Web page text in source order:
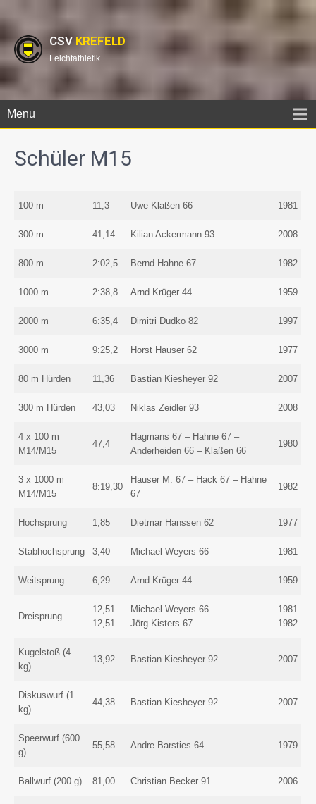
CSV KREFELD
Leichtathletik
Menu
Schüler M15
100 m 11,3 Uwe Klaßen 66 1981
300 m 41,14 Kilian Ackermann 93 2008
800 m 2:02,5 Bernd Hahne 67 1982
1000 m 2:38,8 Arnd Krüger 44 1959
2000 m 6:35,4 Dimitri Dudko 82 1997
3000 m 9:25,2 Horst Hauser 62 1977
80 m Hürden 11,36 Bastian Kiesheyer 92 2007
300 m Hürden 43,03 Niklas Zeidler 93 2008
4 x 100 m
M14/M15
47,4
Hagmans 67 – Hahne 67 –
Anderheiden 66 – Klaßen 66
1980
3 x 1000 m
M14/M15
8:19,30
Hauser M. 67 – Hack 67 – Hahne
67
1982
Hochsprung 1,85 Dietmar Hanssen 62 1977
Stabhochsprung 3,40 Michael Weyers 66 1981
Weitsprung 6,29 Arnd Krüger 44 1959
Dreisprung
12,51
12,51
Michael Weyers 66
Jörg Kisters 67
1981
1982
Kugelstoß (4
kg)
13,92 Bastian Kiesheyer 92 2007
Diskuswurf (1
kg)
44,38 Bastian Kiesheyer 92 2007
Speerwurf (600
g)
55,58 Andre Barsties 64 1979
Ballwurf (200 g) 81,00 Christian Becker 91 2006